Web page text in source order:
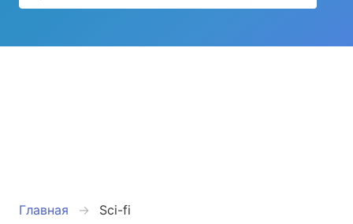
Главная Sci-fi